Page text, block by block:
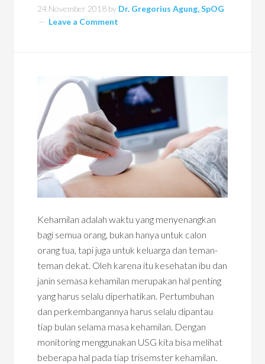
24 November 2018 by Dr. Gregorius Agung, SpOG
Leave a Comment
Kehamilan adalah waktu yang menyenangkan
bagi semua orang, bukan hanya untuk calon
orang tua, tapi juga untuk keluarga dan teman-
teman dekat. Oleh karena itu kesehatan ibu dan
janin semasa kehamilan merupakan hal penting
yang harus selalu diperhatikan. Pertumbuhan
dan perkembangannya harus selalu dipantau
tiap bulan selama masa kehamilan. Dengan
monitoring menggunakan USG kita bisa melihat
beberapa hal pada tiap trisemster kehamilan.